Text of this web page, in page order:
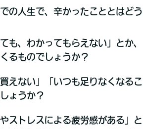
の人生で、辛かったこととはど
も、わかってもらえない」とか
るものでしょうか？
えない」「いつも足りなくなる
しょうか？
ストレスによる疲労感がある」